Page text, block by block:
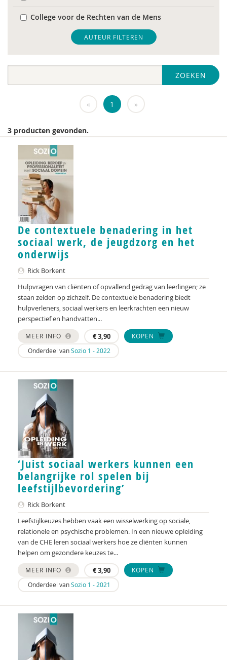
College voor de Rechten van de Mens
De Raad voor Volksgezondheid & Samenleving
diverse
Fier
GREVIO
het Regeringscommissariaat seksueel
grensoverschrijdend gedrag en seksueel geweld
huisarts
KNMG
Landelijk Kenniscentrum LVB
LIDIE
Maatschappelijk Impact Team
Mariëlle Bruning
Mentale gezondheidsnetwerken
Movisie
Nederlandse Sportalliantie m.m.v. Stichting
Vreedzaam
NIDI
Pharos
QUT
Raad voor Volksgezondheid & Samenleving
Ramirelsyla Eloise
Regioplan
Sonja
United Nations Office for Disaster Risk Reduction
VGN
World Health Organization
WRR
René .C. Hoksbergen
Tim 'S Jongers
AUTEUR FILTEREN
ZOEKEN
« 1 »
3 producten gevonden.
De contextuele benadering in het
sociaal werk, de jeugdzorg en het
onderwijs
Rick Borkent
Hulpvragen van cliënten of opvallend gedrag van leerlingen; ze
staan zelden op zichzelf. De contextuele benadering biedt
hulpverleners, sociaal werkers en leerkrachten een nieuw
perspectief en handvatten...
MEER INFO €3,90
KOPEN
Onderdeel vanSozio 1 - 2022
‘Juist sociaal werkers kunnen een
belangrijke rol spelen bij
leefstijlbevordering’
Rick Borkent
Leefstijlkeuzes hebben vaak een wisselwerking op sociale,
relationele en psychische problemen. In een nieuwe opleiding
van de CHE leren sociaal werkers hoe ze cliënten kunnen
helpen om gezondere keuzes te...
MEER INFO €3,90
KOPEN
Onderdeel vanSozio 1 - 2021